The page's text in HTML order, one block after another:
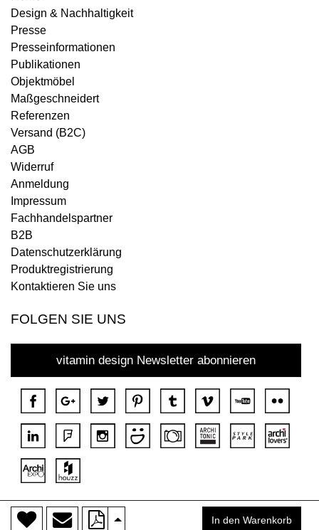
> In den Warenkorb
Design & Nachhaltigkeit
Presse
Presseinformationen
Publikationen
Objektmöbel
Maßgeschneidert
Referenzen
Versand (B2C)
AGB
Widerruf
Anmeldung
Impressum
Fachhandelspartner
B2B
Datenschutzerklärung
Produktregistrierung
Kontaktieren Sie uns
FOLGEN SIE UNS
vitamin design Newsletter abonnieren
Copyright © 2018 DONA Alle Rechte vorbehalten.